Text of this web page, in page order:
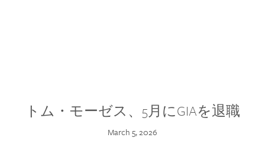
トム・モーゼス、5月にGIAを退職
March 5, 2026